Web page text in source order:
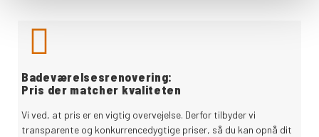
Badeværelsesrenovering:
Pris der matcher kvaliteten
Vi ved, at pris er en vigtig overvejelse. Derfor tilbyder vi
transparente og konkurrencedygtige priser, så du kan opnå dit